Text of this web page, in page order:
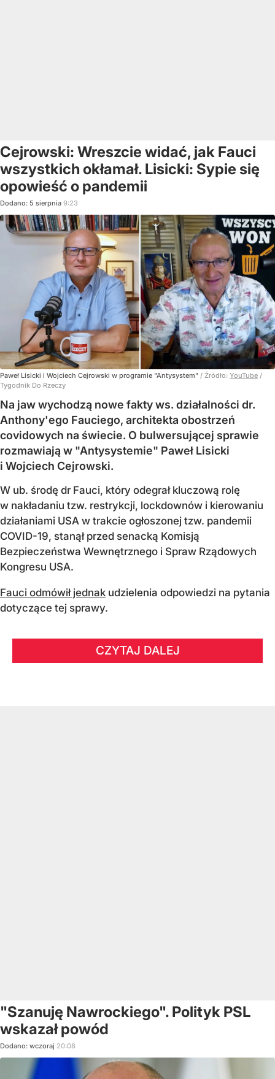
Cejrowski: Wreszcie widać, jak Fauci
wszystkich okłamał. Lisicki: Sypie się
opowieść o pandemii
Dodano: 5 sierpnia 9:23
Paweł Lisicki i Wojciech Cejrowski w programie "Antysystem" / Źródło: YouTube /
Tygodnik Do Rzeczy
Na jaw wychodzą nowe fakty ws. działalności dr.
Anthony'ego Fauciego, architekta obostrzeń
covidowych na świecie. O bulwersującej sprawie
rozmawiają w "Antysystemie" Paweł Lisicki
i Wojciech Cejrowski.
W ub. środę dr Fauci, który odegrał kluczową rolę
w nakładaniu tzw. restrykcji, lockdownów i kierowaniu
działaniami USA w trakcie ogłoszonej tzw. pandemii
COVID-19, stanął przed senacką Komisją
Bezpieczeństwa Wewnętrznego i Spraw Rządowych
Kongresu USA.
Fauci odmówił jednak udzielenia odpowiedzi na pytania
dotyczące tej sprawy.
CZYTAJ DALEJ
"Szanuję Nawrockiego". Polityk PSL
wskazał powód
Dodano: wczoraj 20:08